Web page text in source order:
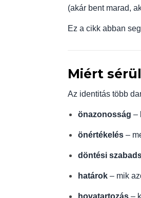
(akár bent marad,
Ez a cikk abban
Miért
Az identitás több
önazonosság –
önértékelés –
döntési
határok – mik
hovatartozás –